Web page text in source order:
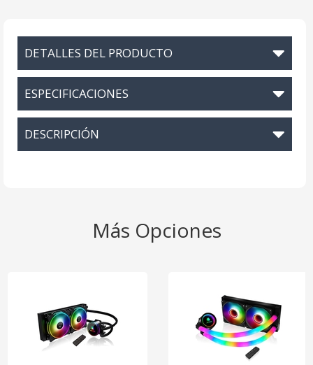
DETALLES DEL PRODUCTO
ESPECIFICACIONES
DESCRIPCIÓN
Más Opciones